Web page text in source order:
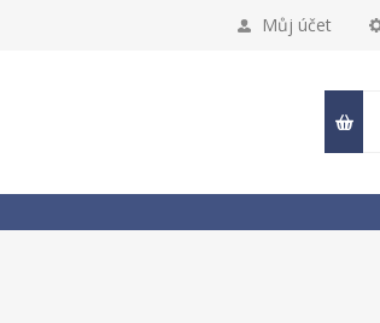
Můj účet